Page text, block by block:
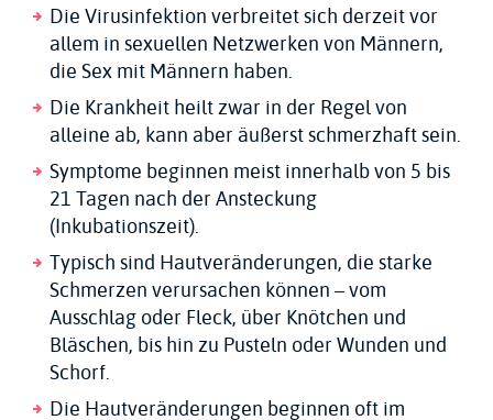
Die Virusinfektion verbreitet sich derzeit vor
allem in sexuellen Netzwerken von Männern,
die Sex mit Männern haben.
Die Krankheit heilt zwar in der Regel von
alleine ab, kann aber äußerst schmerzhaft sein.
Symptome beginnen meist innerhalb von 5 bis
21 Tagen nach der Ansteckung
(Inkubationszeit).
Typisch sind Hautveränderungen, die starke
Schmerzen verursachen können – vom
Ausschlag oder Fleck, über Knötchen und
Bläschen, bis hin zu Pusteln oder Wunden und
Schorf.
Die Hautveränderungen beginnen oft im